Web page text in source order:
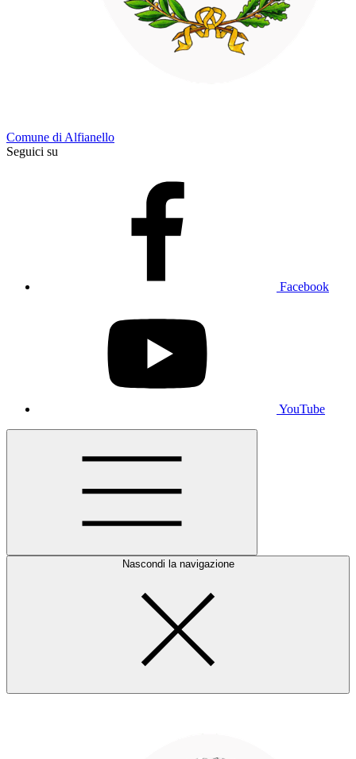
Comune di Alfianello
Seguici su
Facebook
YouTube
Nascondi la navigazione